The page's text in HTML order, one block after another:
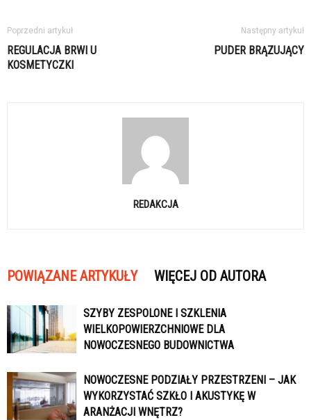
Poprzedni artykuł
REGULACJA BRWI U
KOSMETYCZKI
Następny artykuł
PUDER BRĄZUJĄCY
REDAKCJA
POWIĄZANE ARTYKUŁY WIĘCEJ OD AUTORA
SZYBY ZESPOLONE I SZKLENIA
WIELKOPOWIERZCHNIOWE DLA
NOWOCZESNEGO BUDOWNICTWA
NOWOCZESNE PODZIAŁY PRZESTRZENI – JAK
WYKORZYSTAĆ SZKŁO I AKUSTYKĘ W
ARANŻACJI WNĘTRZ?